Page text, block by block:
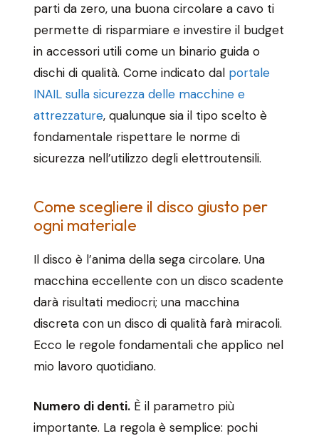
parti da zero, una buona circolare a cavo ti
permette di risparmiare e investire il budget
in accessori utili come un binario guida o
dischi di qualità. Come indicato dal portale
INAIL sulla sicurezza delle macchine e
attrezzature, qualunque sia il tipo scelto è
fondamentale rispettare le norme di
sicurezza nell’utilizzo degli elettroutensili.
Come scegliere il disco giusto per
ogni materiale
Il disco è l’anima della sega circolare. Una
macchina eccellente con un disco scadente
darà risultati mediocri; una macchina
discreta con un disco di qualità farà miracoli.
Ecco le regole fondamentali che applico nel
mio lavoro quotidiano.
Numero di denti. È il parametro più
importante. La regola è semplice: pochi